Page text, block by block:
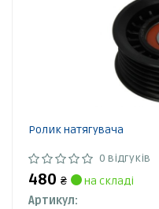
Ролик натягувача
0 відгуків
480 ₴
на складі
Артикул: